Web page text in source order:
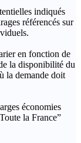
indiqués
référencés sur
en fonction de
la disponibilité du
la demande doit
économies
la France”